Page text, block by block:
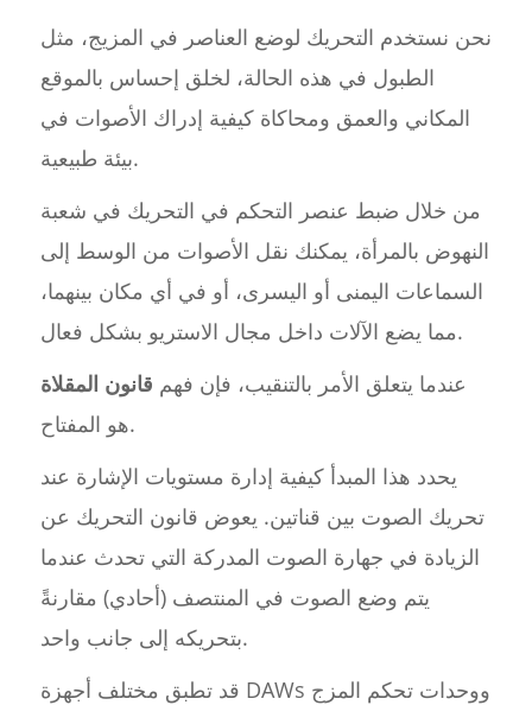
نحن نستخدم التحريك لوضع العناصر في المزيج، مثل
الطبول في هذه الحالة، لخلق إحساس بالموقع
المكاني والعمق ومحاكاة كيفية إدراك الأصوات في
بيئة طبيعية.
من خلال ضبط عنصر التحكم في التحريك في شعبة
النهوض بالمرأة، يمكنك نقل الأصوات من الوسط إلى
السماعات اليمنى أو اليسرى، أو في أي مكان بينهما،
مما يضع الآلات داخل مجال الاستريو بشكل فعال.
عندما يتعلق الأمر بالتنقيب، فإن فهم قانون المقلاة
هو المفتاح.
يحدد هذا المبدأ كيفية إدارة مستويات الإشارة عند
تحريك الصوت بين قناتين. يعوض قانون التحريك عن
الزيادة في جهارة الصوت المدركة التي تحدث عندما
يتم وضع الصوت في المنتصف (أحادي) مقارنةً
بتحريكه إلى جانب واحد.
قد تطبق مختلف أجهزة DAWs ووحدات تحكم المزج